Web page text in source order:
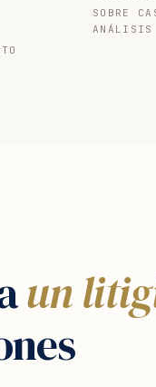
SOBRE
ANÁLISIS
un